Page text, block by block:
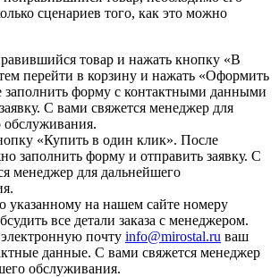
сценариев того, как это можно
товар и нажать кнопку «В
перейти в корзину и нажать «Оформить
заполнить форму с контактными данными
С вами свяжется менеджер для
обслуживания.
«Купить в один клик». После
заполнить форму и отправить заявку. С
менеджер для дальнейшего
указанному на нашем сайте номеру
все детали заказа с менеджером.
почту info@mirostal.ru ваш
данные. С вами свяжется менеджер
обслуживания.